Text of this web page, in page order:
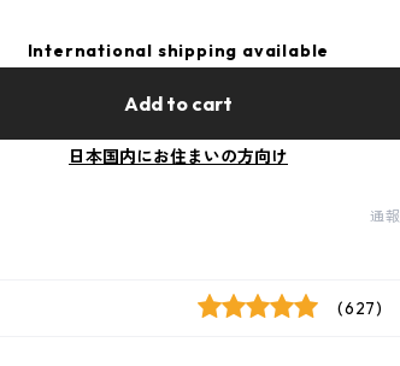
International shipping available
Add to cart
日本国内にお住まいの方向け
通
(627)